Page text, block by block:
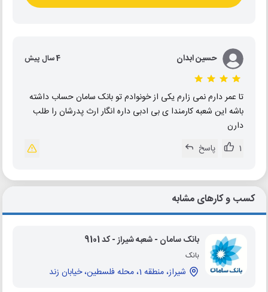
حسین ابدان 4 سال پیش
تا عمر دارم نمی زارم یکی از خونوادم تو بانک سامان حساب داشته
باشه این شعبه کارمندا ی بی ادبی داره انگار ارث پدرشان را طلب
دارن
1
پاسخ
کسب و کارهای مشابه
بانک سامان - شعبه شیراز - کد 9101
بانک
شیراز، منطقه 1، محله فلسطین، خیابان زند